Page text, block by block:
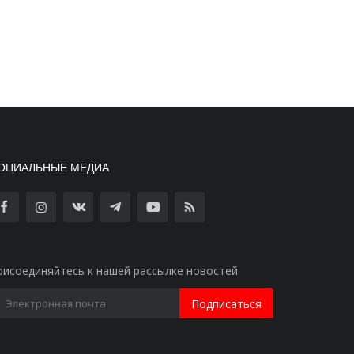
МЕДИА
к нашей рассылке новостей
Подписаться